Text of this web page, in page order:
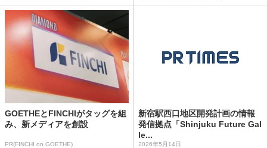
GOETHEとFINCHIがタッグを組
み、新メディアを創設
PR(FINCHI on GOETHE)
新宿駅西口地区開発計画の情報
発信拠点「Shinjuku Future Gal
le...
2026年5月14日